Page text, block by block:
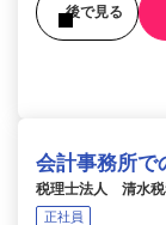
後で見る
会計事務所で
税理士法人 清水税
正社員